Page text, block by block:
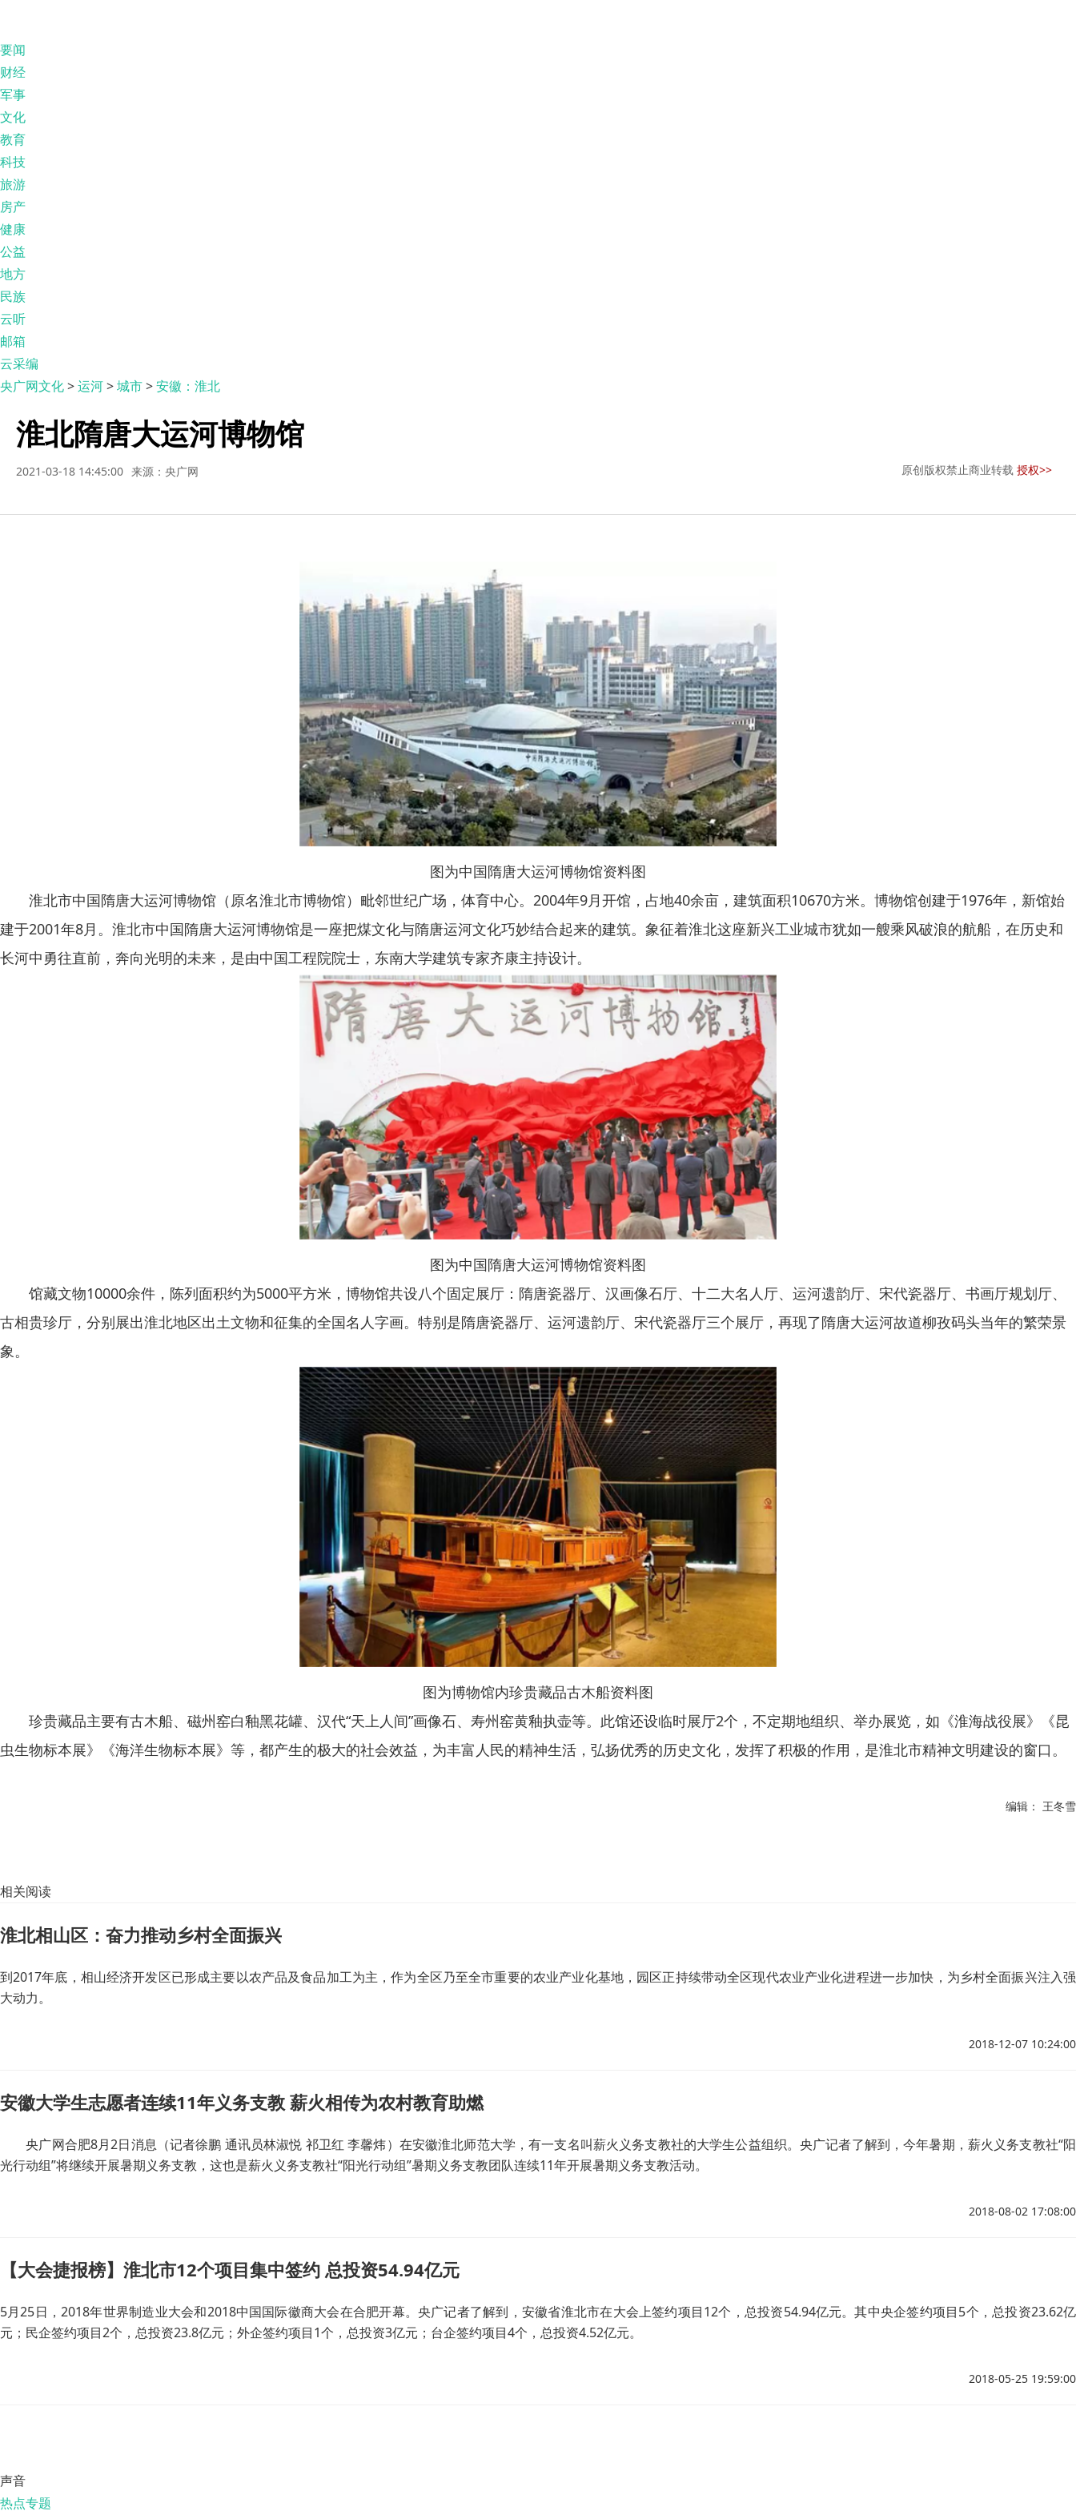
要闻
财经
军事
文化
教育
科技
旅游
房产
健康
公益
地方
民族
云听
邮箱
云采编
央广网文化>运河>城市>安徽：淮北
淮北隋唐大运河博物馆
2021-03-18 14:45:00 来源：央广网 原创版权禁止商业转载 授权>>
图为中国隋唐大运河博物馆资料图
淮北市中国隋唐大运河博物馆（原名淮北市博物馆）毗邻世纪广场，体育中心。2004年9月开馆，占地40余亩，建筑面积10670方米。博物馆创建于1976年，新馆始
建于2001年8月。淮北市中国隋唐大运河博物馆是一座把煤文化与隋唐运河文化巧妙结合起来的建筑。象征着淮北这座新兴工业城市犹如一艘乘风破浪的航船，在历史和
长河中勇往直前，奔向光明的未来，是由中国工程院院士，东南大学建筑专家齐康主持设计。
图为中国隋唐大运河博物馆资料图
馆藏文物10000余件，陈列面积约为5000平方米，博物馆共设八个固定展厅：隋唐瓷器厅、汉画像石厅、十二大名人厅、运河遗韵厅、宋代瓷器厅、书画厅规划厅、
古相贵珍厅，分别展出淮北地区出土文物和征集的全国名人字画。特别是隋唐瓷器厅、运河遗韵厅、宋代瓷器厅三个展厅，再现了隋唐大运河故道柳孜码头当年的繁荣景
象。
图为博物馆内珍贵藏品古木船资料图
珍贵藏品主要有古木船、磁州窑白釉黑花罐、汉代“天上人间”画像石、寿州窑黄釉执壶等。此馆还设临时展厅2个，不定期地组织、举办展览，如《淮海战役展》《昆
虫生物标本展》《海洋生物标本展》等，都产生的极大的社会效益，为丰富人民的精神生活，弘扬优秀的历史文化，发挥了积极的作用，是淮北市精神文明建设的窗口。
编辑： 王冬雪
相关阅读
淮北相山区：奋力推动乡村全面振兴
到2017年底，相山经济开发区已形成主要以农产品及食品加工为主，作为全区乃至全市重要的农业产业化基地，园区正持续带动全区现代农业产业化进程进一步加快，为乡村全面振兴注入强
大动力。
2018-12-07 10:24:00
安徽大学生志愿者连续11年义务支教 薪火相传为农村教育助燃
央广网合肥8月2日消息（记者徐鹏 通讯员林淑悦 祁卫红 李馨炜）在安徽淮北师范大学，有一支名叫薪火义务支教社的大学生公益组织。央广记者了解到，今年暑期，薪火义务支教社“阳
光行动组”将继续开展暑期义务支教，这也是薪火义务支教社“阳光行动组”暑期义务支教团队连续11年开展暑期义务支教活动。
2018-08-02 17:08:00
【大会捷报榜】淮北市12个项目集中签约 总投资54.94亿元
5月25日，2018年世界制造业大会和2018中国国际徽商大会在合肥开幕。央广记者了解到，安徽省淮北市在大会上签约项目12个，总投资54.94亿元。其中央企签约项目5个，总投资23.62亿
元；民企签约项目2个，总投资23.8亿元；外企签约项目1个，总投资3亿元；台企签约项目4个，总投资4.52亿元。
2018-05-25 19:59:00
声音
热点专题